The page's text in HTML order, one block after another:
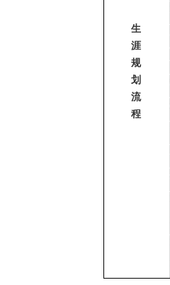
生
涯
规
划
流
程